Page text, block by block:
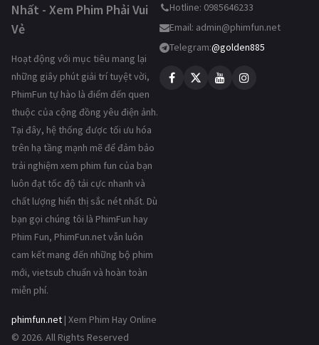
Nhất - Xem Phim Phải Vui
Vẻ
Hoạt động với mục tiêu mang lại
những giây phút giải trí tuyệt vời,
PhimFun tự hào là điểm đến quen
thuộc của cộng đồng yêu điện ảnh.
Tại đây, hệ thống được tối ưu hóa
trên hạ tầng mạnh mẽ để đảm bảo
trải nghiệm xem phim fun của bạn
luôn đạt tốc độ tải cực nhanh và
chất lượng hiển thị sắc nét nhất. Dù
bạn gọi chúng tôi là PhimFun hay
Phim Fun, PhimFun.net vẫn luôn
cam kết mang đến những bộ phim
mới, vietsub chuẩn và hoàn toàn
miễn phí.
phimfun.net | Xem Phim Hay Online
© 2026. All Rights Reserved
Hotline: 0985646233
Email: admin@phimfun.net
Telegram:@golden885